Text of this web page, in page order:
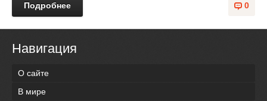
0
Подробнее
Навигация
О сайте
В мире